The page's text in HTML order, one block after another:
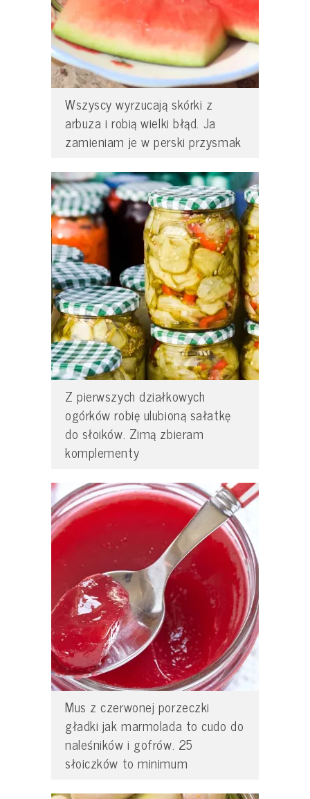
Wszyscy wyrzucają skórki z
arbuza i robią wielki błąd. Ja
zamieniam je w perski przysmak
Z pierwszych działkowych
ogórków robię ulubioną sałatkę
do słoików. Zimą zbieram
komplementy
Mus z czerwonej porzeczki
gładki jak marmolada to cudo do
naleśników i gofrów. 25
słoiczków to minimum